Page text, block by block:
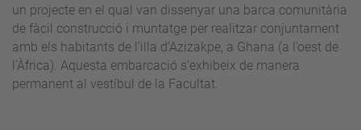
un projecte en el qual van dissenyar una barca comunitària
de fàcil construcció i muntatge per realitzar conjuntament
amb els habitants de l’illa d’Azizakpe, a Ghana (a l’oest de
l’Àfrica). Aquesta embarcació s’exhibeix de manera
permanent al vestíbul de la Facultat.